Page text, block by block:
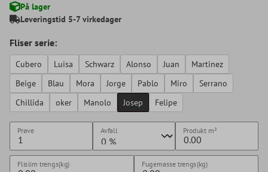
På lager
Leveringstid 5-7 virkedager
Fliser serie:
Cubero Luisa Schwarz Alonso Juan
Martinez
Beige
Blau Mora Jorge Pablo Miro
Serrano
Chillida
oker Manolo Josep Felipe
Prøve Avfall Produkt m²
Flislim trengs(kg) Fugemasse trengs(kg)